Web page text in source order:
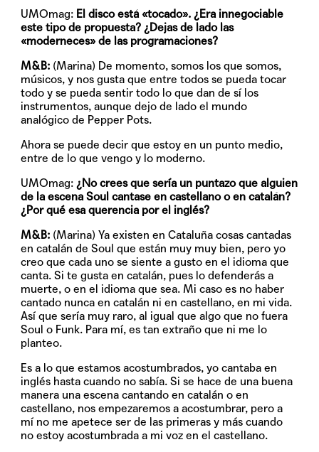
UMOmag: El disco está «tocado». ¿Era innegociable
este tipo de propuesta? ¿Dejas de lado las
«moderneces» de las programaciones?
M&B: (Marina) De momento, somos los que somos,
músicos, y nos gusta que entre todos se pueda tocar
todo y se pueda sentir todo lo que dan de sí los
instrumentos, aunque dejo de lado el mundo
analógico de Pepper Pots.
Ahora se puede decir que estoy en un punto medio,
entre de lo que vengo y lo moderno.
UMOmag: ¿No crees que sería un puntazo que alguien
de la escena Soul cantase en castellano o en catalán?
¿Por qué esa querencia por el inglés?
M&B: (Marina) Ya existen en Cataluña cosas cantadas
en catalán de Soul que están muy muy bien, pero yo
creo que cada uno se siente a gusto en el idioma que
canta. Si te gusta en catalán, pues lo defenderás a
muerte, o en el idioma que sea. Mi caso es no haber
cantado nunca en catalán ni en castellano, en mi vida.
Así que sería muy raro, al igual que algo que no fuera
Soul o Funk. Para mí, es tan extraño que ni me lo
planteo.
Es a lo que estamos acostumbrados, yo cantaba en
inglés hasta cuando no sabía. Si se hace de una buena
manera una escena cantando en catalán o en
castellano, nos empezaremos a acostumbrar, pero a
mí no me apetece ser de las primeras y más cuando
no estoy acostumbrada a mi voz en el castellano.